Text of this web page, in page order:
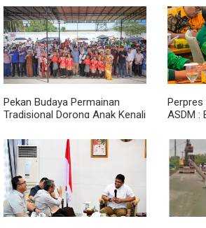
Lewat Peningkatan Pelayanan
Primer
2026
Pekan Budaya Permainan
Tradisional Dorong Anak Kenali
Ketergantungan Gadget
ASDM :
Janji?